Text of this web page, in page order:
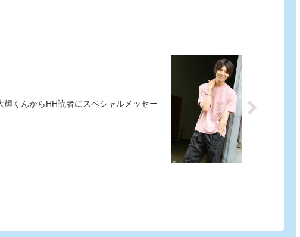
輝くんからHH読者にスペシャルメッセー